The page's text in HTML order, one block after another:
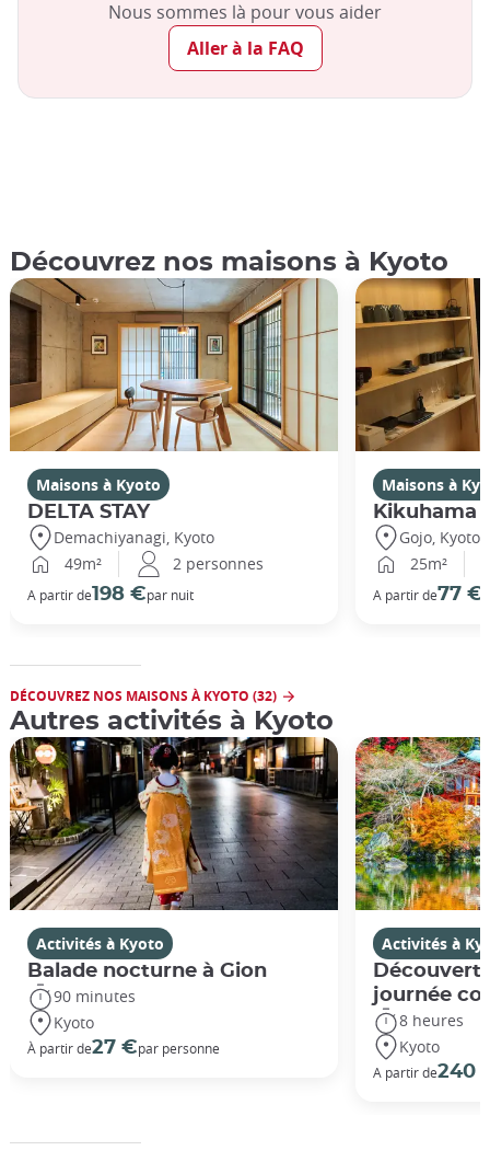
Nous sommes là pour vous aider
Aller à la FAQ
Découvrez nos maisons à Kyoto
Maisons à Kyoto
DELTA STAY
Demachiyanagi, Kyoto
49m²
2 personnes
A partir de198 €par nuit
Maisons à
Kikuhama
Gojo, Kyoto
25m²
A partir de77 €
DÉCOUVREZ NOS MAISONS À KYOTO (32)
Autres activités à Kyoto
Activités à Kyoto
Balade nocturne à Gion
90 minutes
Kyoto
À partir de27 €par personne
Activités à
journée
8 heures
Kyoto
A partir de240